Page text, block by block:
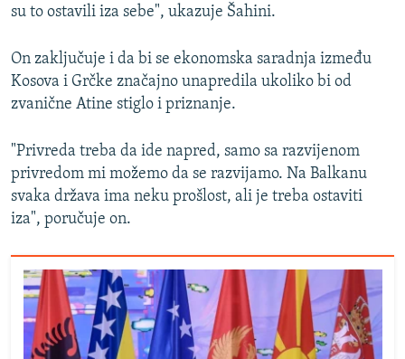
su to ostavili iza sebe", ukazuje Šahini.
On zaključuje i da bi se ekonomska saradnja između
Kosova i Grčke značajno unapredila ukoliko bi od
zvanične Atine stiglo i priznanje.
"Privreda treba da ide napred, samo sa razvijenom
privredom mi možemo da se razvijamo. Na Balkanu
svaka država ima neku prošlost, ali je treba ostaviti
iza", poručuje on.